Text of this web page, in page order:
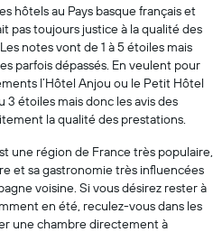
hôtels au Pays basque français et
pas toujours justice à la qualité des
notes vont de 1 à 5 étoiles mais
parfois dépassés. En veulent pour
l’Hôtel Anjou ou le Petit Hôtel
3 étoiles mais donc les avis des
la qualité des prestations.
une région de France très populaire,
et sa gastronomie très influencées
voisine. Si vous désirez rester à
en été, reculez-vous dans les
une chambre directement à